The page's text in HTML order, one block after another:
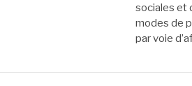
sociales et
modes de
par voie